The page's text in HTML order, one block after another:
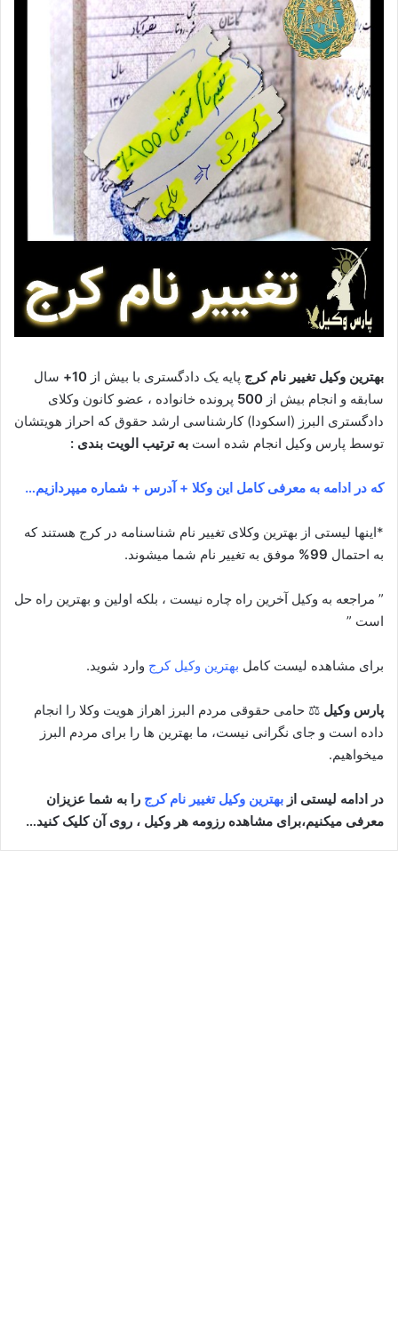
بهترین وکیل تغییر نام کرج پایه یک دادگستری با بیش از 10+
سال
سابقه و انجام بیش از 500 پرونده خانواده ، عضو کانون وکلای
دادگستری البرز (اسکودا) کارشناسی ارشد حقوق که احراز هویتشان
توسط پارس وکیل انجام شده است به ترتیب الویت بندی :
که در ادامه به معرفی کامل این وکلا + آدرس + شماره میپردازیم…
*اینها لیستی از بهترین وکلای تغییر نام شناسنامه در کرج هستند که
به احتمال 99% موفق به تغییر نام شما میشوند.
” مراجعه به وکیل آخرین راه چاره نیست ، بلکه اولین و بهترین راه حل
است ”
برای مشاهده لیست کامل بهترین وکیل کرج وارد شوید.
پارس وکیل ⚖ حامی حقوقی مردم البرز اهراز هویت وکلا را انجام
داده است و جای نگرانی نیست، ما بهترین ها را برای مردم البرز
میخواهیم.
در ادامه لیستی از بهترین وکیل تغییر نام کرج را به شما عزیزان
معرفی میکنیم،برای مشاهده رزومه هر وکیل ، روی آن کلیک کنید…